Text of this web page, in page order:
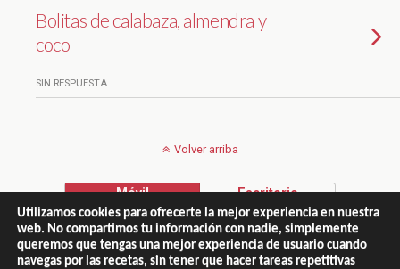
Bolitas de calabaza, almendra y
coco
SIN RESPUESTA
Volver arriba
Móvil Escritorio
Utilizamos cookies para ofrecerte la mejor experiencia en nuestra
web. No compartimos tu información con nadie, simplemente
queremos que tengas una mejor experiencia de usuario cuando
navegas por las recetas, sin tener que hacer tareas repetitivas